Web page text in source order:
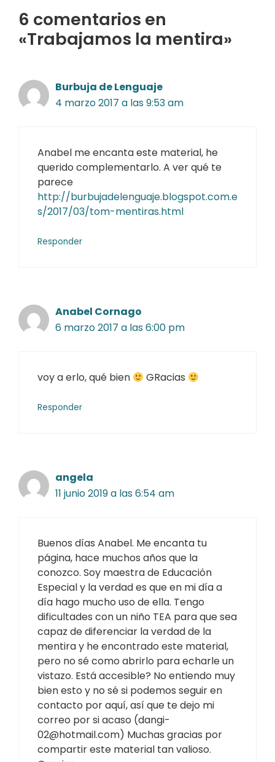
6 comentarios en
«Trabajamos la mentira»
Burbuja de Lenguaje
4 marzo 2017 a las 9:53 am
Anabel me encanta este material, he
querido complementarlo. A ver qué te
parece
http://burbujadelenguaje.blogspot.com.e
s/2017/03/tom-mentiras.html
Responder
Anabel Cornago
6 marzo 2017 a las 6:00 pm
voy a erlo, qué bien GRacias
Responder
angela
11 junio 2019 a las 6:54 am
Buenos días Anabel. Me encanta tu
página, hace muchos años que la
conozco. Soy maestra de Educación
Especial y la verdad es que en mi día a
día hago mucho uso de ella. Tengo
dificultades con un niño TEA para que sea
capaz de diferenciar la verdad de la
mentira y he encontrado este material,
pero no sé como abrirlo para echarle un
vistazo. Está accesible? No entiendo muy
bien esto y no sé si podemos seguir en
contacto por aquí, así que te dejo mi
correo por si acaso (dangi-
02@hotmail.com) Muchas gracias por
compartir este material tan valioso.